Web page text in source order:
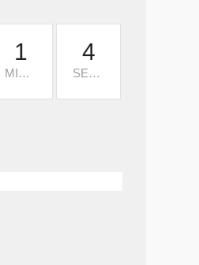
1
MINUTE
2
SEKUNDEN